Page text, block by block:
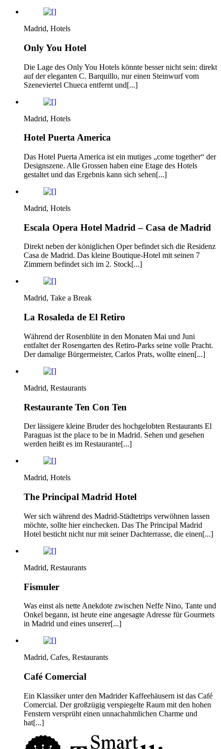
Madrid, Hotels
Only You Hotel
Die Lage des Only You Hotels könnte besser nicht sein: direkt
auf der eleganten C. Barquillo, nur einen Steinwurf vom
Szeneviertel Chueca entfernt und[...]
Madrid, Hotels
Hotel Puerta America
Das Hotel Puerta America ist ein mutiges „come together“ der
Designszene. Alle Grossen haben eine Etage des Hotels
gestaltet und das Ergebnis kann sich sehen[...]
Madrid, Hotels
Escala Opera Hotel Madrid – Casa de Madrid
Direkt neben der königlichen Oper befindet sich die Residenz
Casa de Madrid. Das kleine Boutique-Hotel mit seinen 7
Zimmern befindet sich im 2. Stock[...]
Madrid, Take a Break
La Rosaleda de El Retiro
Während der Rosenblüte in den Monaten Mai und Juni
entfaltet der Rosengarten des Retiro-Parks seine volle Pracht.
Der damalige Bürgermeister, Carlos Prats, wollte einen[...]
Madrid, Restaurants
Restaurante Ten Con Ten
Der lässigere kleine Bruder des hochgelobten Restaurants El
Paraguas ist the place to be in Madrid. Sehen und gesehen
werden heißt es im Restaurante[...]
Madrid, Hotels
The Principal Madrid Hotel
Wer sich während des Madrid-Städtetrips verwöhnen lassen
möchte, sollte hier einchecken. Das The Principal Madrid
Hotel besticht nicht nur mit seiner Dachterrasse, die einen[...]
Madrid, Restaurants
Fismuler
Was einst als nette Anekdote zwischen Neffe Nino, Tante und
Onkel begann, ist heute eine angesagte Adresse für Gourmets
in Madrid und eines unserer[...]
Madrid, Cafes, Restaurants
Café Comercial
Ein Klassiker unter den Madrider Kaffeehäusern ist das Café
Comercial. Der großzügig verspiegelte Raum mit den hohen
Fenstern versprüht einen unnachahmlichen Charme und
hat[...]